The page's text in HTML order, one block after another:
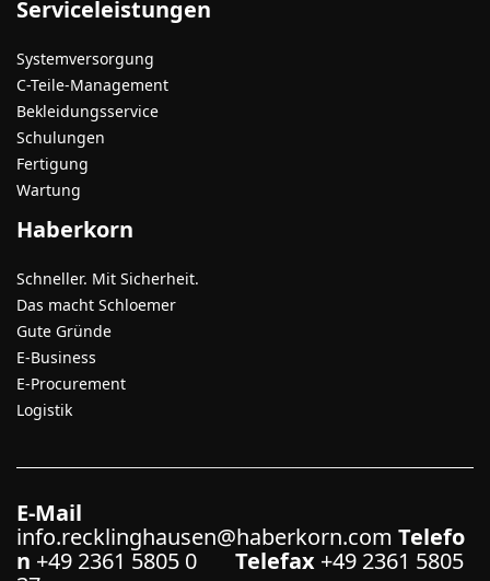
Serviceleistungen
Systemversorgung
C-Teile-Management
Bekleidungsservice
Schulungen
Fertigung
Wartung
Haberkorn
Schneller. Mit Sicherheit.
Das macht Schloemer
Gute Gründe
E-Business
E-Procurement
Logistik
E-Mail
info.recklinghausen@haberkorn.com Telefo
n +49 2361 5805 0 Telefax +49 2361 5805